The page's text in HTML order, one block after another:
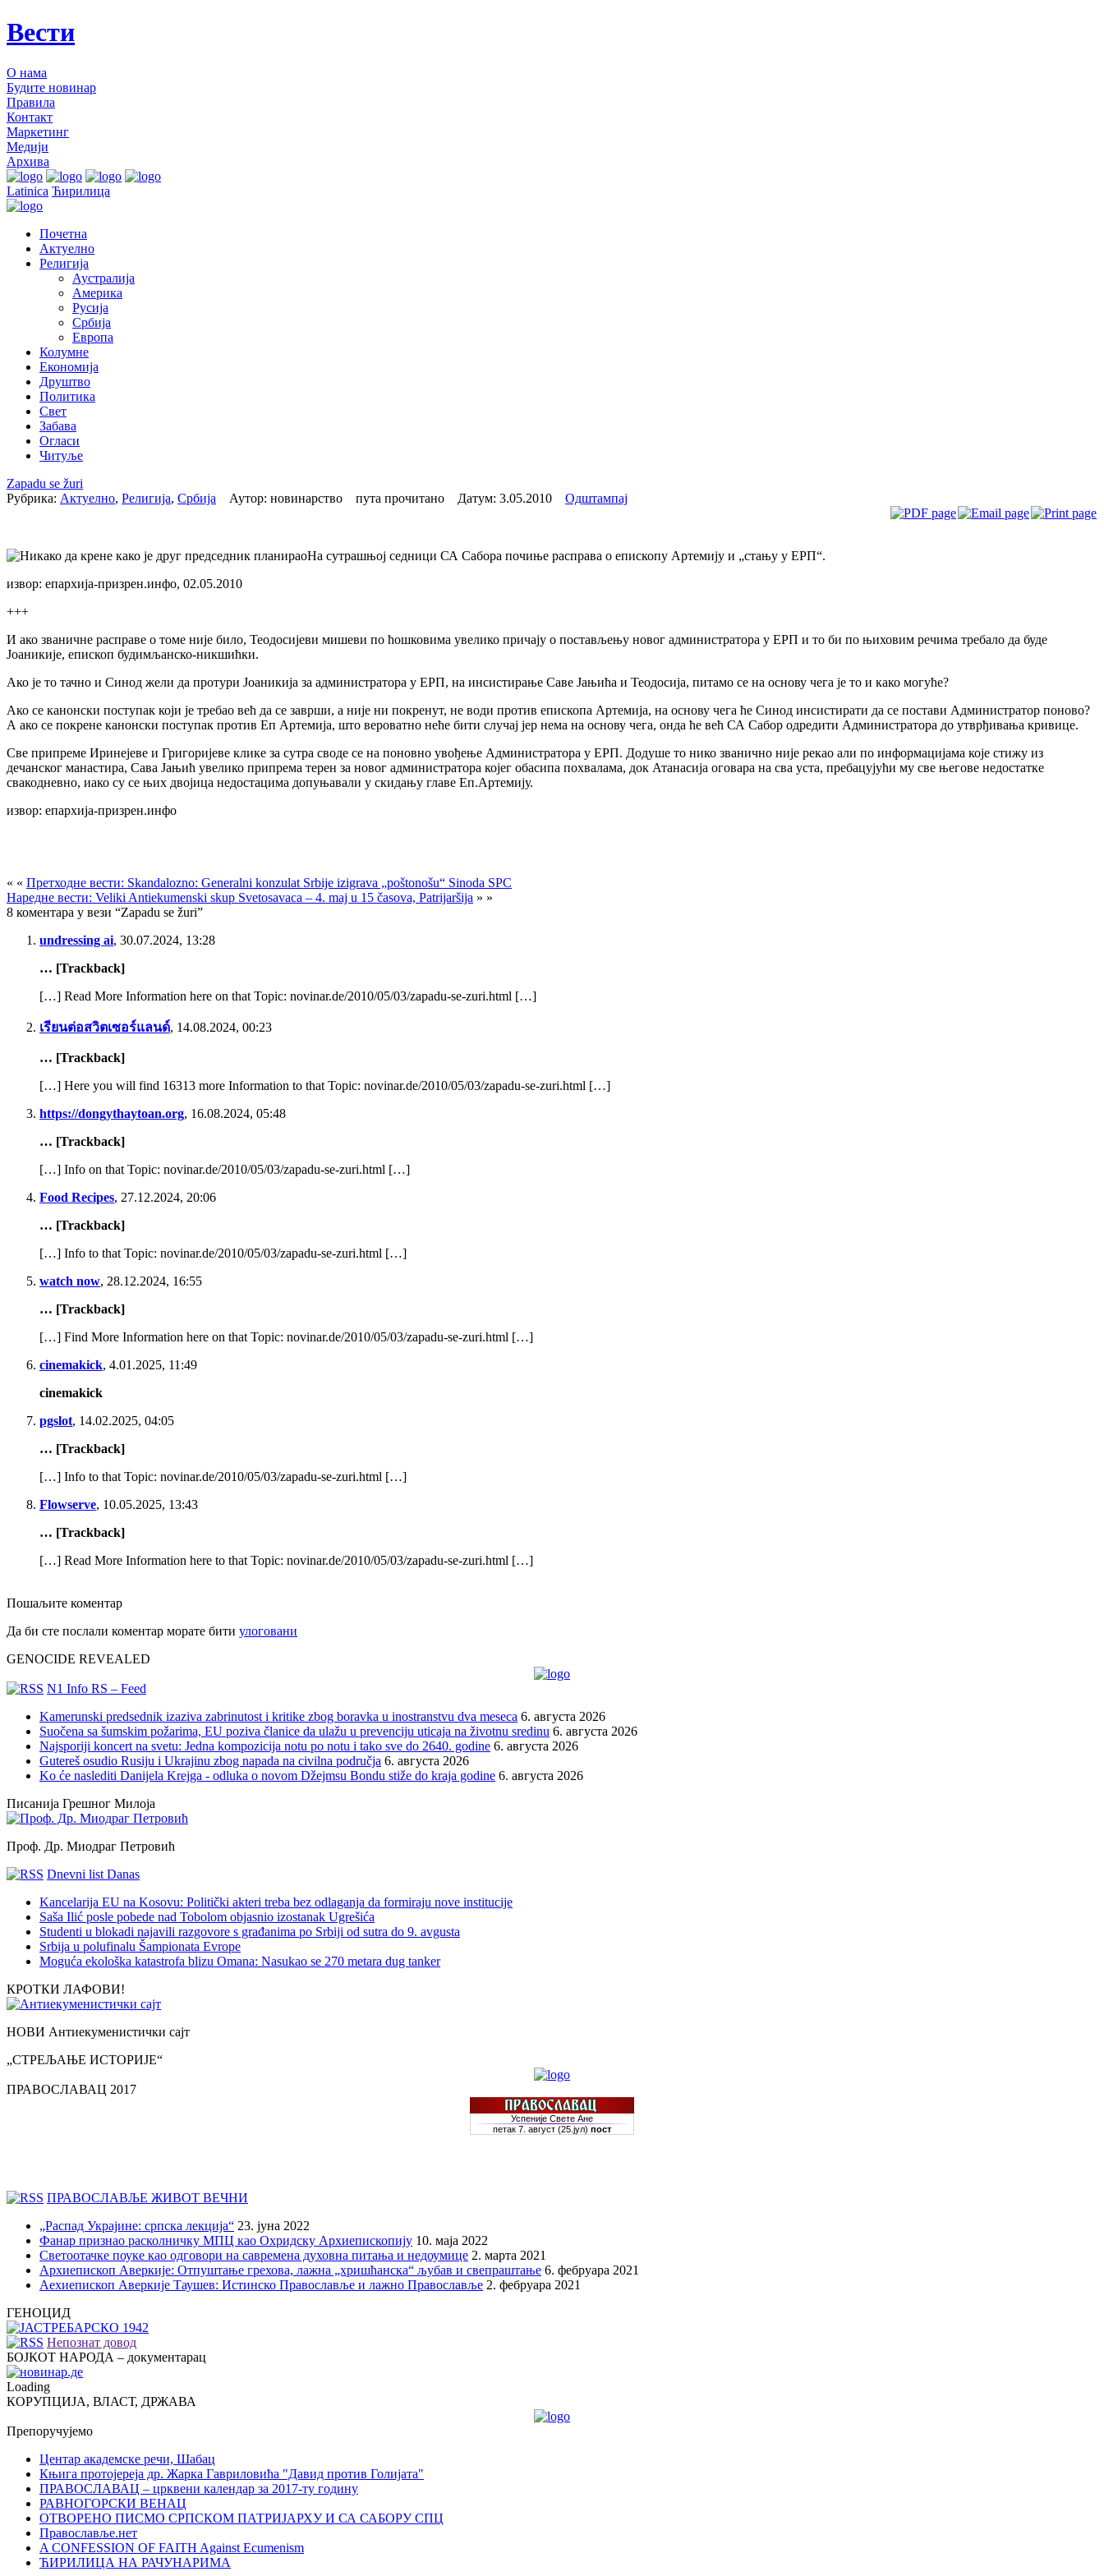
Вести
О нама
Будите новинар
Правила
Контакт
Маркетинг
Медији
Архива
Latinica Ћирилица
Почетна
Актуелно
Религија
Аустралија
Америка
Русија
Србија
Европа
Колумне
Економија
Друштво
Политика
Свет
Забава
Огласи
Читуље
Zapadu se žuri
Рубрика: Актуелно, Религија, Србија Аутор: новинарство пута прочитано Датум: 3.05.2010 Одштампај
На сутрашњој седници СА Сабора почиње расправа о епископу Артемију и „стању у ЕРП“.
извор: епархија-призрен.инфо, 02.05.2010
+++
И ако званичне расправе о томе није било, Теодосијеви мишеви по ћошковима увелико причају о постављењу новог администратора у ЕРП и то би по њиховим речима требало да буде
Јоаникије, епископ будимљанско-никшићки.
Ако је то тачно и Синод жели да протури Јоаникија за администратора у ЕРП, на инсистирање Саве Јањића и Теодосија, питамо се на основу чега је то и како могуће?
Ако се канонски поступак који је требао већ да се заврши, а није ни покренут, не води против епископа Артемија, на основу чега ће Синод инсистирати да се постави Администратор поново?
А ако се покрене канонски поступак против Еп Артемија, што вероватно неће бити случај јер нема на основу чега, онда ће већ СА Сабор одредити Администратора до утврђивања кривице.
Све припреме Иринејеве и Григоријеве клике за сутра своде се на поновно увођење Администратора у ЕРП. Додуше то нико званично није рекао али по информацијама које стижу из
дечанског манастира, Сава Јањић увелико припрема терен за новог администратора којег обасипа похвалама, док Атанасија оговара на сва уста, пребацујући му све његове недостатке
свакодневно, иако су се њих двојица недостацима допуњавали у скидању главе Еп.Артемију.
извор: епархија-призрен.инфо
« « Претходне вести: Skandalozno: Generalni konzulat Srbije izigrava „poštonošu“ Sinoda SPC
Наредне вести: Veliki Antiekumenski skup Svetosavaca – 4. maj u 15 časova, Patrijaršija » »
8 коментара у вези “Zapadu se žuri”
undressing ai, 30.07.2024, 13:28
… [Trackback]
[…] Read More Information here on that Topic: novinar.de/2010/05/03/zapadu-se-zuri.html […]
เรียนต่อสวิตเซอร์แลนด์, 14.08.2024, 00:23
… [Trackback]
[…] Here you will find 16313 more Information to that Topic: novinar.de/2010/05/03/zapadu-se-zuri.html […]
https://dongythaytoan.org, 16.08.2024, 05:48
… [Trackback]
[…] Info on that Topic: novinar.de/2010/05/03/zapadu-se-zuri.html […]
Food Recipes, 27.12.2024, 20:06
… [Trackback]
[…] Info to that Topic: novinar.de/2010/05/03/zapadu-se-zuri.html […]
watch now, 28.12.2024, 16:55
… [Trackback]
[…] Find More Information here on that Topic: novinar.de/2010/05/03/zapadu-se-zuri.html […]
cinemakick, 4.01.2025, 11:49
cinemakick
pgslot, 14.02.2025, 04:05
… [Trackback]
[…] Info to that Topic: novinar.de/2010/05/03/zapadu-se-zuri.html […]
Flowserve, 10.05.2025, 13:43
… [Trackback]
[…] Read More Information here to that Topic: novinar.de/2010/05/03/zapadu-se-zuri.html […]
Пошаљите коментар
Да би сте послали коментар морате бити улоговани
GENOCIDE REVEALED
N1 Info RS – Feed
Kamerunski predsednik izaziva zabrinutost i kritike zbog boravka u inostranstvu dva meseca 6. августа 2026
Suočena sa šumskim požarima, EU poziva članice da ulažu u prevenciju uticaja na životnu sredinu 6. августа 2026
Najsporiji koncert na svetu: Jedna kompozicija notu po notu i tako sve do 2640. godine 6. августа 2026
Gutereš osudio Rusiju i Ukrajinu zbog napada na civilna područja 6. августа 2026
Ko će naslediti Danijela Krejga - odluka o novom Džejmsu Bondu stiže do kraja godine 6. августа 2026
Писанија Грешног Милоја
Проф. Др. Миодраг Петровић
Dnevni list Danas
Kancelarija EU na Kosovu: Politički akteri treba bez odlaganja da formiraju nove institucije
Saša Ilić posle pobede nad Tobolom objasnio izostanak Ugrešića
Studenti u blokadi najavili razgovore s građanima po Srbiji od sutra do 9. avgusta
Srbija u polufinalu Šampionata Evrope
Moguća ekološka katastrofa blizu Omana: Nasukao se 270 metara dug tanker
КРОТКИ ЛАФОВИ!
НОВИ Антиекуменистички сајт
„СТРЕЉАЊЕ ИСТОРИЈЕ“
ПРАВОСЛАВАЦ 2017
ПРАВОСЛАВЉЕ ЖИВОТ ВЕЧНИ
„Распад Украјине: српска лекција“ 23. јуна 2022
Фанар признао расколничку МПЦ као Охридску Архиепископију 10. маја 2022
Светоотачке поуке као одговори на савремена духовна питања и недоумице 2. марта 2021
Архиепископ Аверкије: Отпуштање грехова, лажна „хришћанска“ љубав и свепраштање 6. фебруара 2021
Аехиепископ Аверкије Таушев: Истинско Православље и лажно Православље 2. фебруара 2021
ГЕНОЦИД
Непознат довод
БОЈКОТ НАРОДА – документарац
Loading
КОРУПЦИЈА, ВЛАСТ, ДРЖАВА
Препоручујемо
Центар академске речи, Шабац
Књига протојереја др. Жарка Гавриловића "Давид против Голијата"
ПРАВОСЛАВАЦ – црквени календар за 2017-ту годину
РАВНОГОРСКИ ВЕНАЦ
ОТВОРЕНО ПИСМО СРПСКОМ ПАТРИЈАРХУ И СА САБОРУ СПЦ
Православље.нет
A CONFESSION OF FAITH Against Ecumenism
ЋИРИЛИЦА НА РАЧУНАРИМА